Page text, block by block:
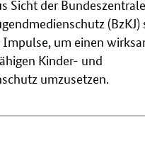
Sicht der
(BzKJ)
um einen
Kinder- und
umzusetzen.